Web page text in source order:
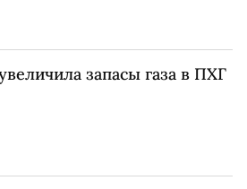
запасы газа в ПХГ